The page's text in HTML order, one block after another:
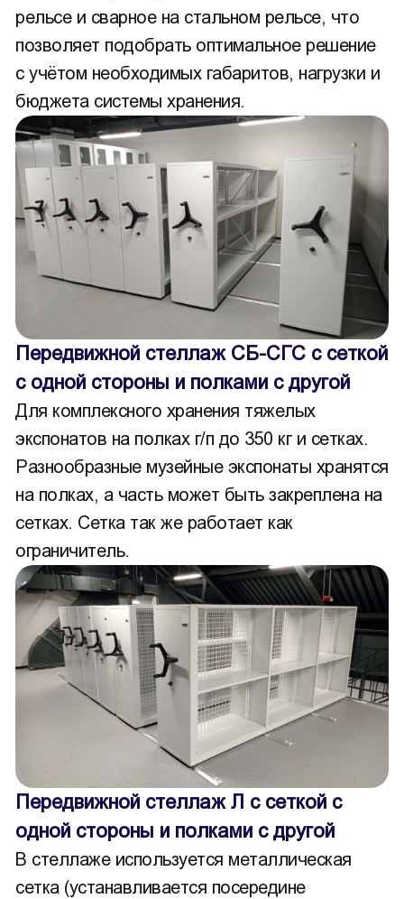
рельсе и сварное на стальном рельсе, что
позволяет подобрать оптимальное решение
с учётом необходимых габаритов, нагрузки и
бюджета системы хранения.
Передвижной стеллаж СБ-СГС с сеткой
с одной стороны и полками с другой
Для комплексного хранения тяжелых
экспонатов на полках г/п до 350 кг и сетках.
Разнообразные музейные экспонаты хранятся
на полках, а часть может быть закреплена на
сетках. Сетка так же работает как
ограничитель.
Передвижной стеллаж Л с сеткой с
одной стороны и полками с другой
В стеллаже используется металлическая
сетка (устанавливается посередине